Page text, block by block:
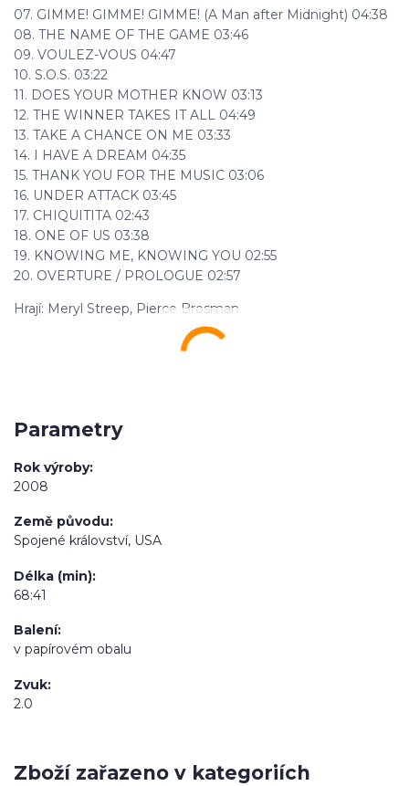
07. GIMME! GIMME! GIMME! (A Man after Midnight) 04:38
08. THE NAME OF THE GAME 03:46
09. VOULEZ-VOUS 04:47
10. S.O.S. 03:22
11. DOES YOUR MOTHER KNOW 03:13
12. THE WINNER TAKES IT ALL 04:49
13. TAKE A CHANCE ON ME 03:33
14. I HAVE A DREAM 04:35
15. THANK YOU FOR THE MUSIC 03:06
16. UNDER ATTACK 03:45
17. CHIQUITITA 02:43
18. ONE OF US 03:38
19. KNOWING ME, KNOWING YOU 02:55
20. OVERTURE / PROLOGUE 02:57
Hrají: Meryl Streep, Pierce Brosman
Parametry
Rok výroby
2008
Země původu
Spojené království, USA
Délka (min)
68:41
Balení
v papírovém obalu
Zvuk
2.0
Zboží zařazeno v kategoriích